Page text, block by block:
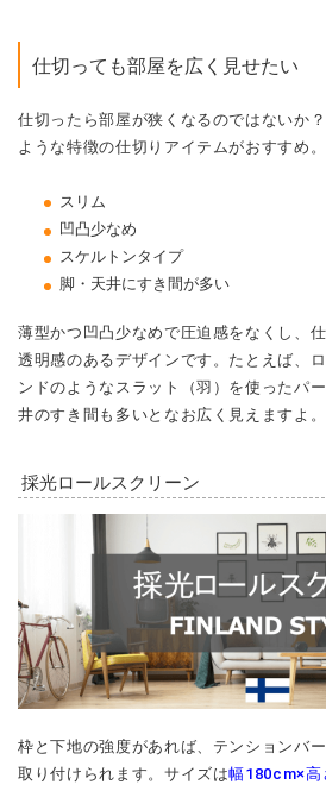
仕切っても部屋を広く見せたい
仕切ったら部屋が狭くなるのではないか
ような特徴の仕切りアイテムがおすすめ。
スリム
凹凸少なめ
スケルトンタイプ
脚・天井にすき間が多い
薄型かつ凹凸少なめで圧迫感をなくし、
透明感のあるデザインです。たとえば、
ンドのようなスラット（羽）を使ったパ
井のすき間も多いとなお広く見えますよ。
採光ロールスクリーン
枠と下地の強度があれば、 テンションバー
取り付けられます。サイズは幅180cm×